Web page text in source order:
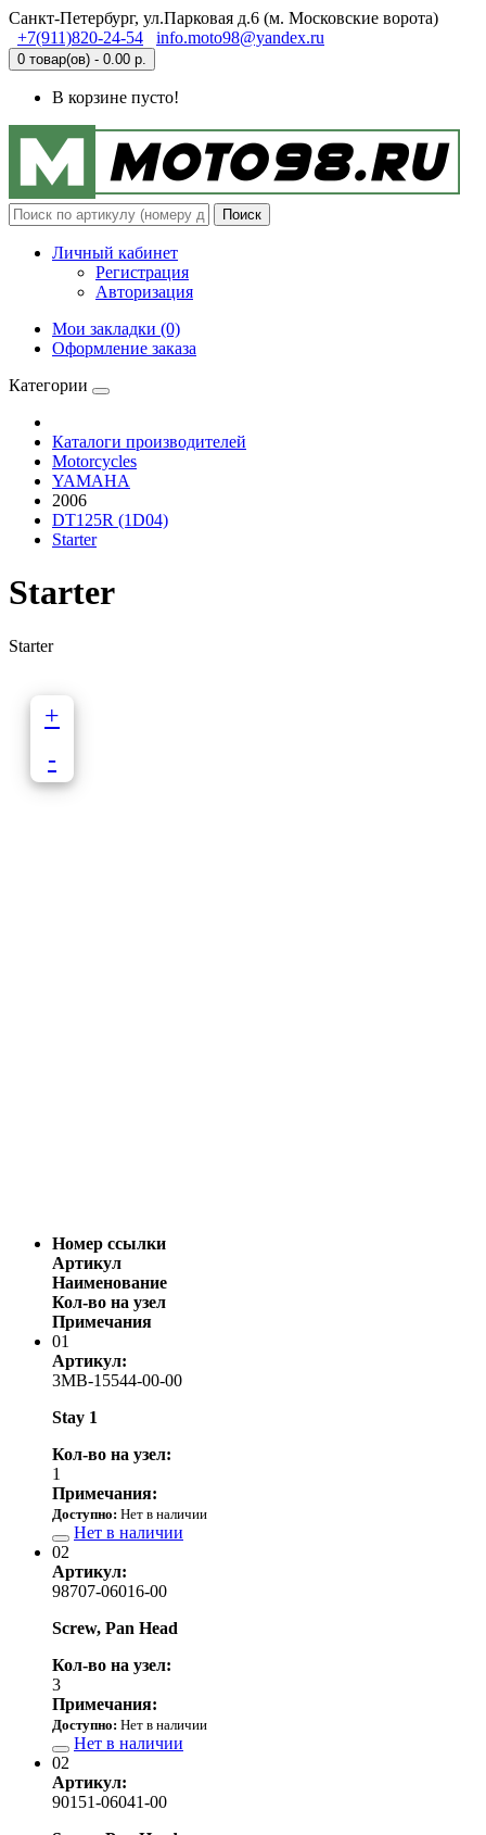
Санкт-Петербург, ул.Парковая д.6 (м. Московские ворота)
+7(911)820-24-54
info.moto98@yandex.ru
0 товар(ов) - 0.00 р.
В корзине пусто!
Поиск
Личный кабинет
Регистрация
Авторизация
Мои закладки (0)
Оформление заказа
Категории
Каталоги производителей
Motorcycles
YAMAHA
2006
DT125R (1D04)
Starter
Starter
Starter
+
-
Номер ссылки
Артикул
Наименование
Кол-во на узел
Примечания
01
Артикул:
3MB-15544-00-00
Stay 1
Кол-во на узел:
1
Примечания:
Доступно: Нет в наличии
Нет в наличии
02
Артикул:
98707-06016-00
Screw, Pan Head
Кол-во на узел:
3
Примечания:
Доступно: Нет в наличии
Нет в наличии
02
Артикул:
90151-06041-00